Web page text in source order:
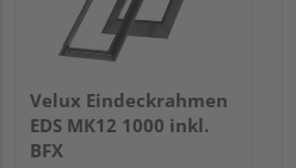
Velux Eindeckrahmen
EDS MK12 1000 inkl.
BFX